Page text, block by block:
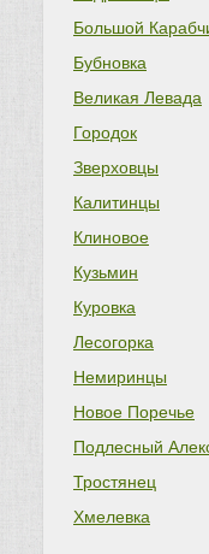
Большой
Бубновка
Великая Левада
Городок
Зверховцы
Калитинцы
Клиновое
Кузьмин
Куровка
Лесогорка
Немиринцы
Новое Поречье
Подлесный
Тростянец
Хмелевка